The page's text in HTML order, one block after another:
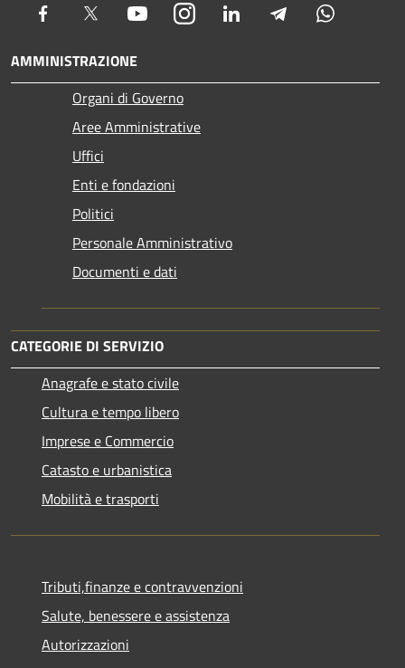
Facebook Twitter YoutubeInstagram LinkedIn Telegram
AMMINISTRAZIONE
Organi di Governo
Aree Amministrative
Uffici
Enti e fondazioni
Politici
Personale Amministrativo
Documenti e dati
CATEGORIE DI SERVIZIO
Anagrafe e stato civile
Cultura e tempo libero
Imprese e Commercio
Catasto e urbanistica
Mobilità e trasporti
Tributi,finanze e contravvenzioni
Salute, benessere e assistenza
Autorizzazioni